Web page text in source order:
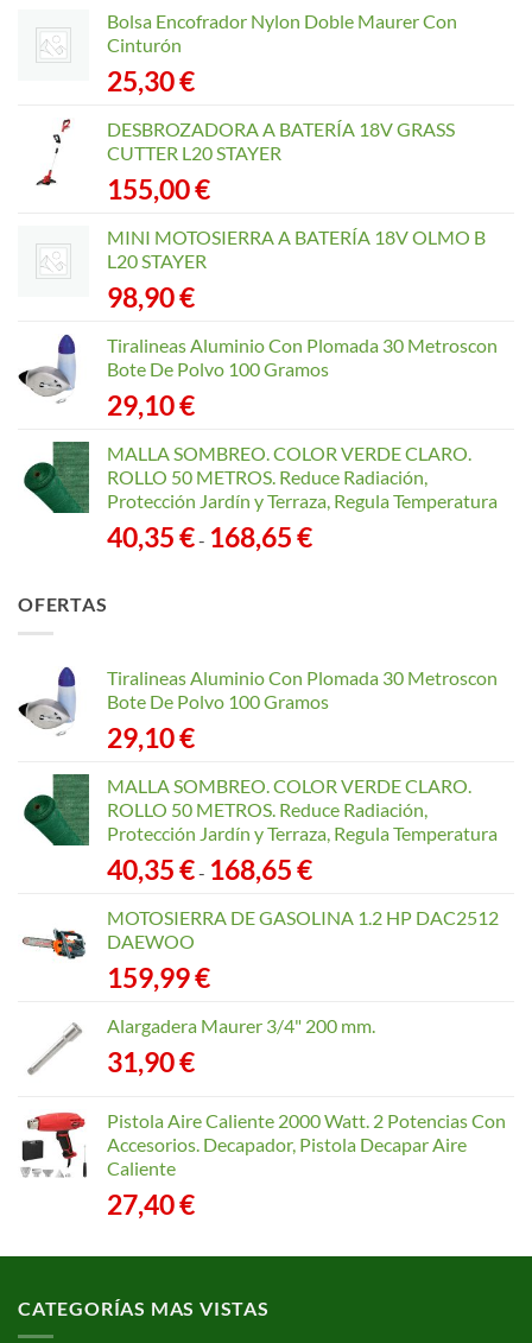
Bolsa Encofrador Nylon Doble Maurer Con
Cinturón
25,30€
DESBROZADORA A BATERÍA 18V GRASS
CUTTER L20 STAYER
155,00€
MINI MOTOSIERRA A BATERÍA 18V OLMO B
L20 STAYER
98,90€
Tiralineas Aluminio Con Plomada 30 Metroscon
Bote De Polvo 100 Gramos
29,10€
MALLA SOMBREO. COLOR VERDE CLARO.
ROLLO 50 METROS. Reduce Radiación,
Protección Jardín y Terraza, Regula Temperatura
40,35€- 168,65€Rango
168,65 €
OFERTAS
Tiralineas Aluminio Con Plomada 30 Metroscon
Bote De Polvo 100 Gramos
29,10€
MALLA SOMBREO. COLOR VERDE CLARO.
ROLLO 50 METROS. Reduce Radiación,
Protección Jardín y Terraza, Regula Temperatura
40,35€- 168,65€Rango
precios:
MOTOSIERRA DE GASOLINA 1.2 HP DAC2512
DAEWOO
159,99€
Alargadera Maurer 3/4" 200 mm.
31,90€
Pistola Aire Caliente 2000 Watt. 2 Potencias Con
Accesorios. Decapador, Pistola Decapar Aire
Caliente
27,40€
CATEGORÍAS MAS VISTAS